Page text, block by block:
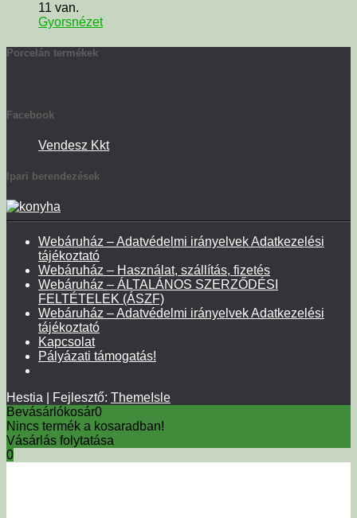
11 van.
Gyorsnézet
Porcelán termékek
Facebook
Vendesz Kkt
Ipari berendezések
Webáruház – Adatvédelmi irányelvek Adatkezelési
tájékoztató
Webáruház – Használat, szállítás, fizetés
Webáruház – ÁLTALÁNOS SZERZŐDÉSI
FELTÉTELEK (ÁSZF)
Webáruház – Adatvédelmi irányelvek Adatkezelési
tájékoztató
Kapcsolat
Pályázati támogatás!
Hestia | Fejlesztő: ThemeIsle
Bevásárlókosár0
Nincs termék a kosaradban!
Vásárlás folytatása
0